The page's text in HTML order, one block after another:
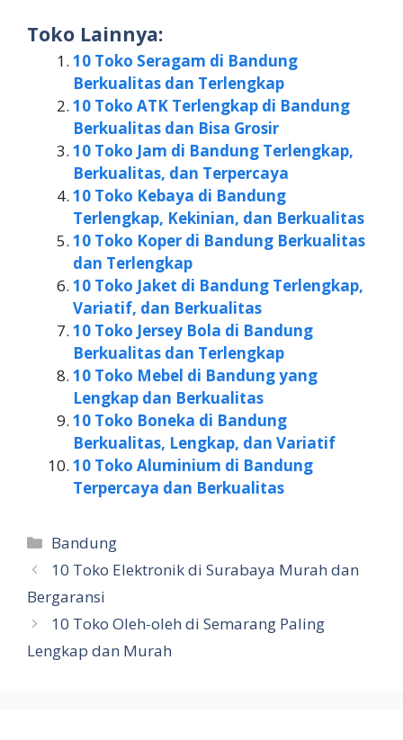
Toko Lainnya:
10 Toko Seragam di Bandung
Berkualitas dan Terlengkap
10 Toko ATK Terlengkap di Bandung
Berkualitas dan Bisa Grosir
10 Toko Jam di Bandung Terlengkap,
Berkualitas, dan Terpercaya
10 Toko Kebaya di Bandung
Terlengkap, Kekinian, dan Berkualitas
10 Toko Koper di Bandung Berkualitas
dan Terlengkap
10 Toko Jaket di Bandung Terlengkap,
Variatif, dan Berkualitas
10 Toko Jersey Bola di Bandung
Berkualitas dan Terlengkap
10 Toko Mebel di Bandung yang
Lengkap dan Berkualitas
10 Toko Boneka di Bandung
Berkualitas, Lengkap, dan Variatif
10 Toko Aluminium di Bandung
Terpercaya dan Berkualitas
Kategori
Bandung
10 Toko Elektronik di Surabaya Murah dan
Bergaransi
10 Toko Oleh-oleh di Semarang Paling
Lengkap dan Murah